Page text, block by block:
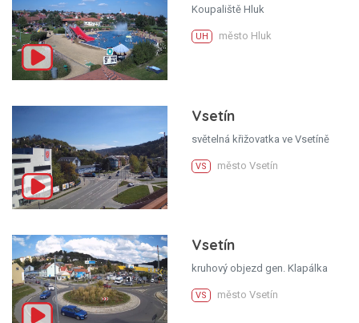
Koupaliště Hluk
UH město Hluk
Vsetín
světelná křižovatka ve Vsetíně
VS město Vsetín
Vsetín
kruhový objezd gen. Klapálka
VS město Vsetín